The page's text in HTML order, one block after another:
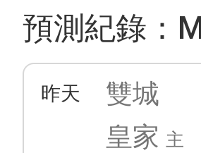
預測紀錄：
昨天
雙城
皇家 主